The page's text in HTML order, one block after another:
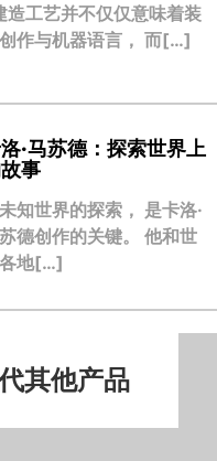
造工艺并不仅仅意味着装
作与机器语言， 而[…]
·马苏德：探索世界上
事
知世界的探索， 是卡洛·
德创作的关键。 他和世
地[…]
其他产品